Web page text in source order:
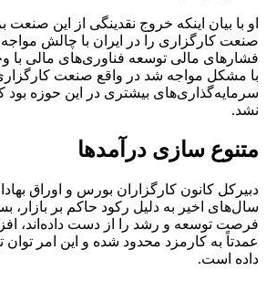
او با بیان اینکه خروج نقدینگی از این
صنعت کارگزاری را در ایران با چالش
فشارهای مالی توسعه فناوری‌های مالی با
با مشکل مواجه شد در واقع صنعت کارگزاری
سرمایه‌گذاری‌های بیشتری در این حوزه بود
نشد.
متنوع سازی درآمدها
دبیرکل کانون کارگزاران بورس و اوراق بهادار
سال‌های اخیر به دلیل رکود حاکم بر بازار،
فرصت توسعه و رشد را از دست داده‌اند،
عمدتاً به کارمزد محدود شده و این امر توان
داده است.